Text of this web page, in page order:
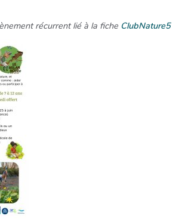
récurrent lié à la fiche ClubNature5